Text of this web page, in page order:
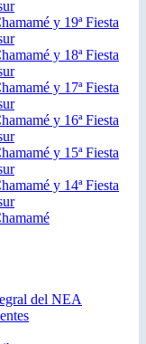
y 19ª Fiesta
y 18ª Fiesta
y 17ª Fiesta
y 16ª Fiesta
y 15ª Fiesta
y 14ª Fiesta
del NEA